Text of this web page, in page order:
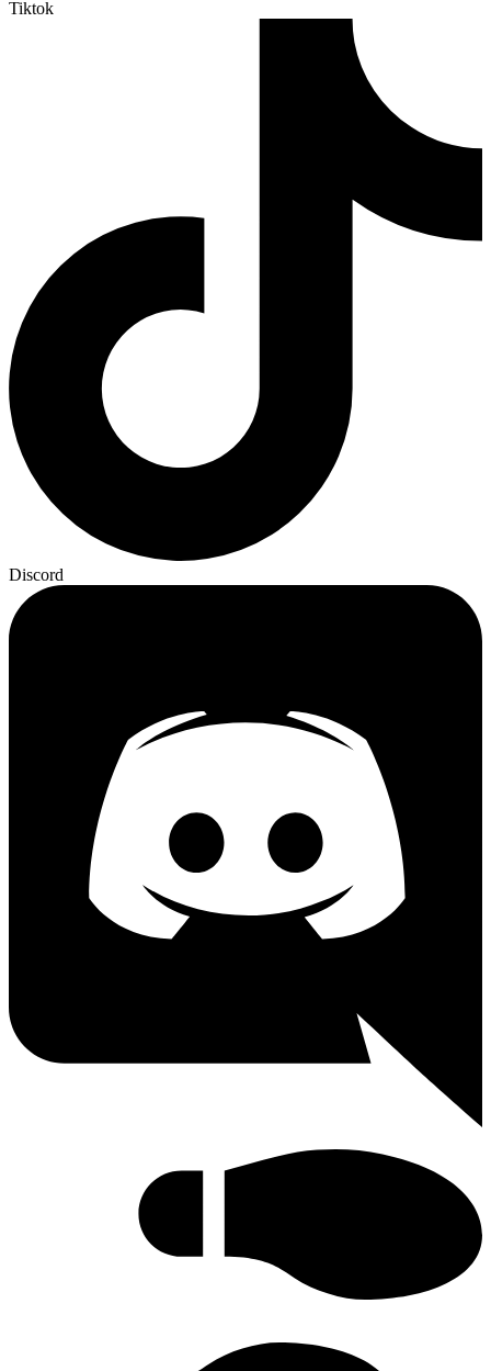
Tiktok
Discord